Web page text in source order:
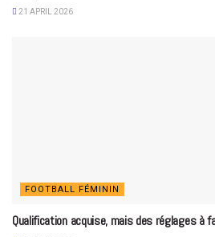
21 APRIL 2026
FOOTBALL FÉMININ
Qualification acquise, mais des réglages à